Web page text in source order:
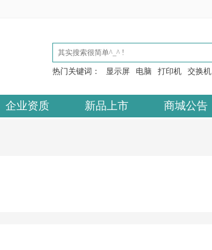
热门关键词： 显示屏 电脑 打印机 交换机
企业资质 新品上市 商城公告